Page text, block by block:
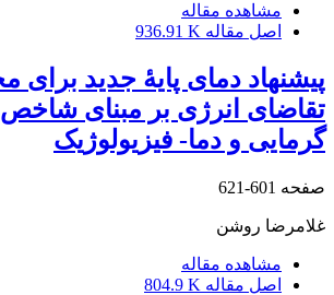
مشاهده مقاله
اصل مقاله 936.91 K
پیشنهاد دمای پایۀ جدید برای
تقاضای انرژی بر مبنای
گرمایی و دما- فیزیولوژیک
صفحه 601-621
غلامرضا روشن
مشاهده مقاله
اصل مقاله 804.9 K